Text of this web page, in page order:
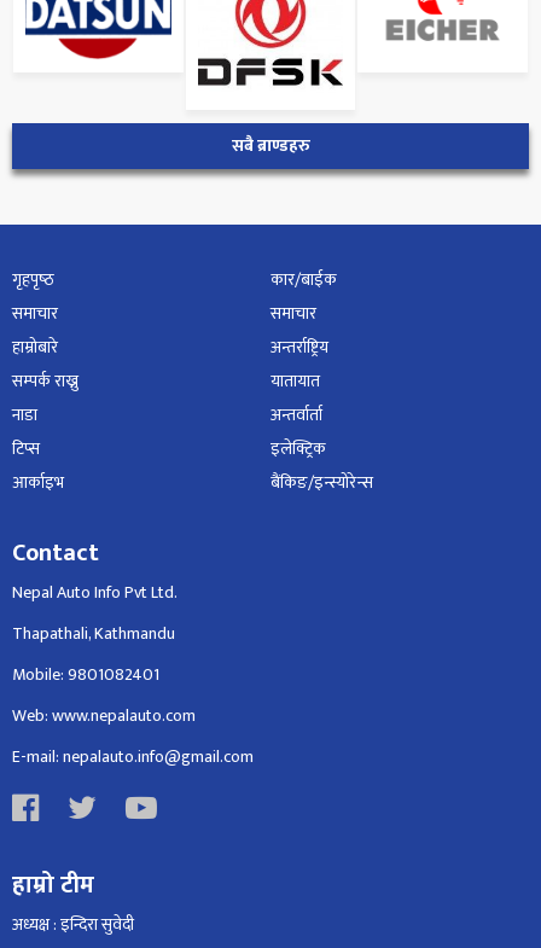
सबै ब्राण्डहरु
गृहपृष्‍ठ
समाचार
हाम्रोबारे
सम्पर्क राख्नु
नाडा
टिप्स
आर्काइभ
कार/बाईक
समाचार
अन्तर्राष्ट्रिय
यातायात
अन्तर्वार्ता
इलेक्ट्रिक
बैंकिङ/इन्स्योरेन्स
Contact
Nepal Auto Info Pvt Ltd.
Thapathali, Kathmandu
Mobile: 9801082401
Web: www.nepalauto.com
E-mail: nepalauto.info@gmail.com
हाम्रो टीम
अध्यक्ष : इन्दिरा सुवेदी